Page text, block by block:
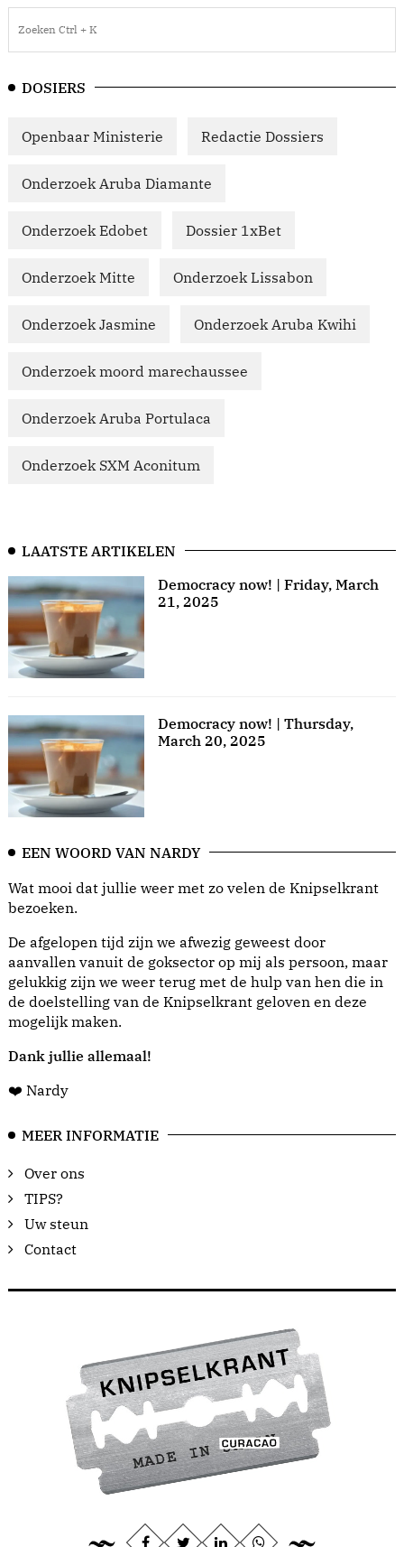
DOSIERS
Openbaar Ministerie Redactie Dossiers
Onderzoek Aruba Diamante
Onderzoek Edobet Dossier 1xBet
Onderzoek Mitte Onderzoek Lissabon
Onderzoek Jasmine Onderzoek Aruba Kwihi
Onderzoek moord marechaussee
Onderzoek Aruba Portulaca
Onderzoek SXM Aconitum
LAATSTE ARTIKELEN
Democracy now! | Friday, March
21, 2025
Democracy now! | Thursday,
March 20, 2025
EEN WOORD VAN NARDY
Wat mooi dat jullie weer met zo velen de Knipselkrant
bezoeken.
De afgelopen tijd zijn we afwezig geweest door
aanvallen vanuit de goksector op mij als persoon, maar
gelukkig zijn we weer terug met de hulp van hen die in
de doelstelling van de Knipselkrant geloven en deze
mogelijk maken.
Dank jullie allemaal!
❤️ Nardy
MEER INFORMATIE
Over ons
TIPS?
Uw steun
Contact